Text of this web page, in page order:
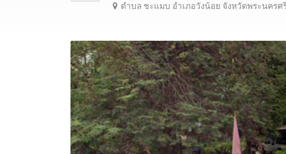
ตำบล ชะแมบ อำเภอวังน้อย จังหวัดพระนครศ